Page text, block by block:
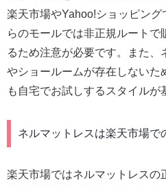
楽天市場やYahoo!ショッピン
らのモールでは非正規ルートで
るため注意が必要です。また
やショールームが存在しないた
も自宅でお試しするスタイルが
ネルマットレスは楽天市場で
楽天市場ではネルマットレスの